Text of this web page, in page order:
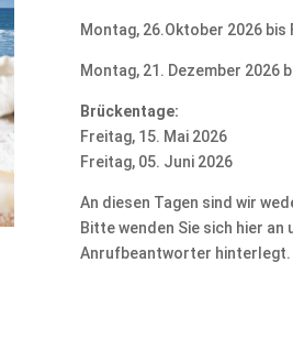
Montag, 26.Oktober 2026
Montag, 21. Dezember 2026
Brückentage:
Freitag, 15. Mai 2026
Freitag, 05. Juni 2026
An diesen Tagen sind wir
Bitte wenden Sie sich hier
Anrufbeantworter hinterlegt.